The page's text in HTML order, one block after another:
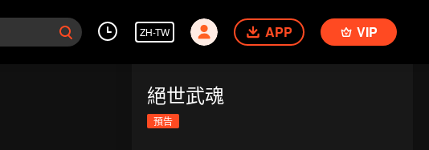
ZH-TW APP VIP
絕世武魂
預告